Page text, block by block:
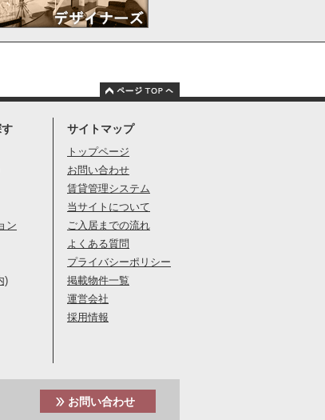
ン
)
サイトマップ
トップページ
お問い合わせ
賃貸管理システム
当サイトについて
ご入居までの流れ
よくある質問
プライバシーポリシー
掲載物件一覧
運営会社
採用情報
お問い合わせ